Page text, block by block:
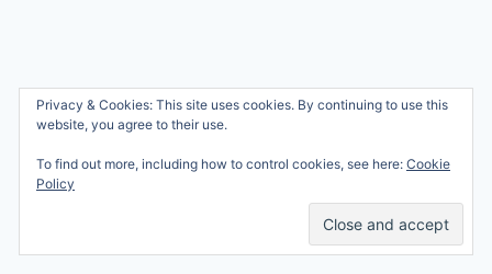
Wie ben ik?
Samenwerken
© 2026 Ren mama, ren!
Professional Blogging
Services
Privacy & Cookies: This site uses cookies. By continuing to use this
website, you agree to their use.
To find out more, including how to control cookies, see here: Cookie
Policy